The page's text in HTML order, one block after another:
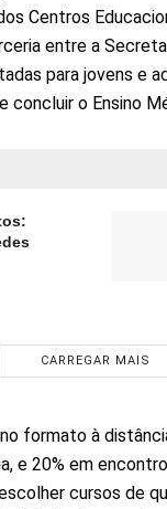
Centros
entre a
para jovens e
concluir o Ensino
CARREGAR MAIS
formato à
e 20% em
cursos de